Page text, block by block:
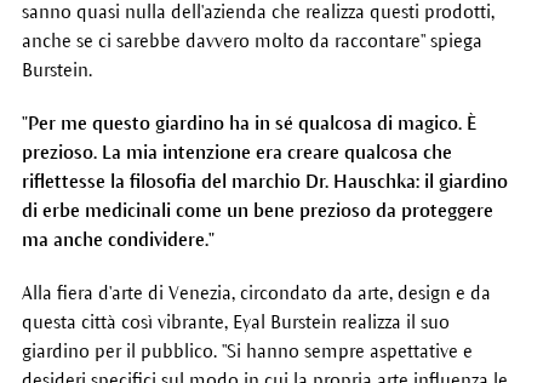
sanno quasi nulla dell'azienda che realizza questi prodotti,
anche se ci sarebbe davvero molto da raccontare" spiega
Burstein.
"Per me questo giardino ha in sé qualcosa di magico. È
prezioso. La mia intenzione era creare qualcosa che
riflettesse la filosofia del marchio Dr. Hauschka: il giardino
di erbe medicinali come un bene prezioso da proteggere
ma anche condividere."
Alla fiera d'arte di Venezia, circondato da arte, design e da
questa città così vibrante, Eyal Burstein realizza il suo
giardino per il pubblico. "Si hanno sempre aspettative e